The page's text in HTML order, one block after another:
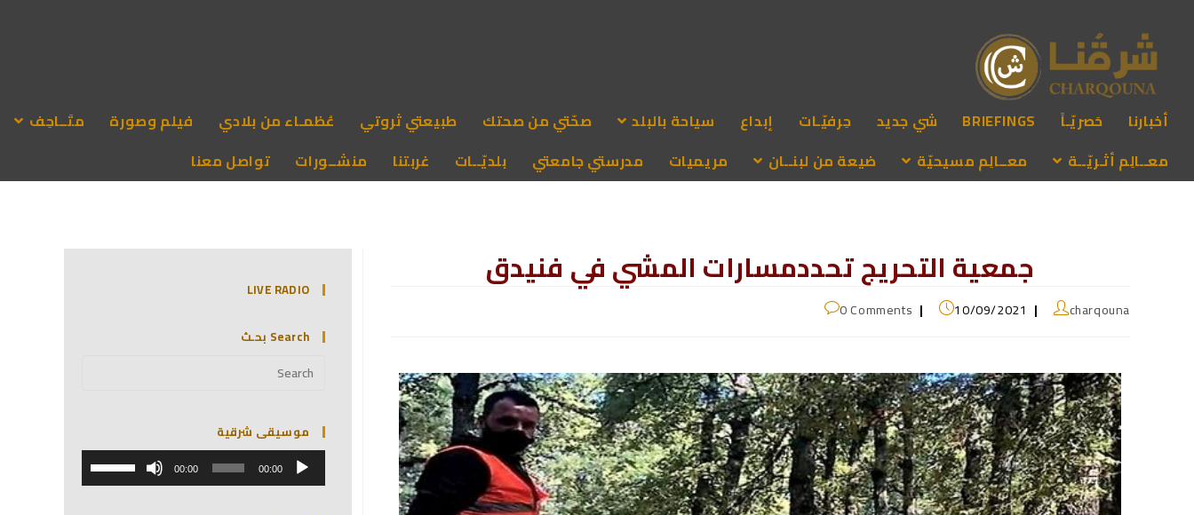
أخبارنا حَصريّـاً BRIEFINGS شي جديد حِرفيّـات إبداع سياحة بالبلد صحّتي من صحتك طبيعتي ثروتي عُظمـاء من بلادي فيلم وصورة
متَــاحِف
معــالِم أثـريّــة
معــالِم مسيحيّة ضيعة من لبنــان مريميات مدرستي جامعتي بلديّــات غربتنا منشــورات تواصل معنا
جمعية التحريج تحددمسارات المشي في فنيدق
charqouna
10/09/2021
0 Comments
LIVE RADIO
Search بحـث
موسيقى شرقية
مشغل
الصوت 00:00
00:00
مفاتيح